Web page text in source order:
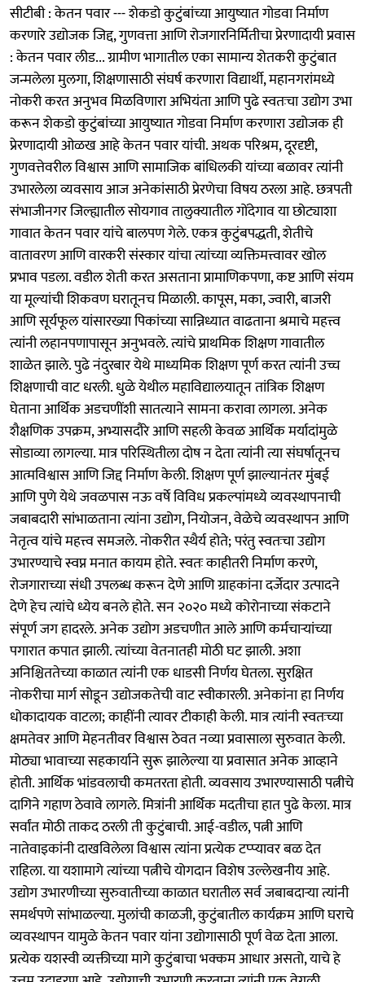
सीटीबी : केतन पवार --- शेकडो कुटुंबांच्या आयुष्यात गोडवा निर्माण
करणारे उद्योजक जिद्द, गुणवत्ता आणि रोजगारनिर्मितीचा प्रेरणादायी प्रवास
: केतन पवार लीड... ग्रामीण भागातील एका सामान्य शेतकरी कुटुंबात
जन्मलेला मुलगा, शिक्षणासाठी संघर्ष करणारा विद्यार्थी, महानगरांमध्ये
नोकरी करत अनुभव मिळविणारा अभियंता आणि पुढे स्वतःचा उद्योग उभा
करून शेकडो कुटुंबांच्या आयुष्यात गोडवा निर्माण करणारा उद्योजक ही
प्रेरणादायी ओळख आहे केतन पवार यांची. अथक परिश्रम, दूरदृष्टी,
गुणवत्तेवरील विश्वास आणि सामाजिक बांधिलकी यांच्या बळावर त्यांनी
उभारलेला व्यवसाय आज अनेकांसाठी प्रेरणेचा विषय ठरला आहे. छत्रपती
संभाजीनगर जिल्ह्यातील सोयगाव तालुक्यातील गोंदेगाव या छोट्याशा
गावात केतन पवार यांचे बालपण गेले. एकत्र कुटुंबपद्धती, शेतीचे
वातावरण आणि वारकरी संस्कार यांचा त्यांच्या व्यक्तिमत्त्वावर खोल
प्रभाव पडला. वडील शेती करत असताना प्रामाणिकपणा, कष्ट आणि संयम
या मूल्यांची शिकवण घरातूनच मिळाली. कापूस, मका, ज्वारी, बाजरी
आणि सूर्यफूल यांसारख्या पिकांच्या सान्निध्यात वाढताना श्रमाचे महत्त्व
त्यांनी लहानपणापासून अनुभवले. त्यांचे प्राथमिक शिक्षण गावातील
शाळेत झाले. पुढे नंदुरबार येथे माध्यमिक शिक्षण पूर्ण करत त्यांनी उच्च
शिक्षणाची वाट धरली. धुळे येथील महाविद्यालयातून तांत्रिक शिक्षण
घेताना आर्थिक अडचणींशी सातत्याने सामना करावा लागला. अनेक
शैक्षणिक उपक्रम, अभ्यासदौरे आणि सहली केवळ आर्थिक मर्यादांमुळे
सोडाव्या लागल्या. मात्र परिस्थितीला दोष न देता त्यांनी त्या संघर्षातूनच
आत्मविश्वास आणि जिद्द निर्माण केली. शिक्षण पूर्ण झाल्यानंतर मुंबई
आणि पुणे येथे जवळपास नऊ वर्षे विविध प्रकल्पांमध्ये व्यवस्थापनाची
जबाबदारी सांभाळताना त्यांना उद्योग, नियोजन, वेळेचे व्यवस्थापन आणि
नेतृत्व यांचे महत्त्व समजले. नोकरीत स्थैर्य होते; परंतु स्वतःचा उद्योग
उभारण्याचे स्वप्न मनात कायम होते. स्वतः काहीतरी निर्माण करणे,
रोजगाराच्या संधी उपलब्ध करून देणे आणि ग्राहकांना दर्जेदार उत्पादने
देणे हेच त्यांचे ध्येय बनले होते. सन २०२० मध्ये कोरोनाच्या संकटाने
संपूर्ण जग हादरले. अनेक उद्योग अडचणीत आले आणि कर्मचाऱ्यांच्या
पगारात कपात झाली. त्यांच्या वेतनातही मोठी घट झाली. अशा
अनिश्चिततेच्या काळात त्यांनी एक धाडसी निर्णय घेतला. सुरक्षित
नोकरीचा मार्ग सोडून उद्योजकतेची वाट स्वीकारली. अनेकांना हा निर्णय
धोकादायक वाटला; काहींनी त्यावर टीकाही केली. मात्र त्यांनी स्वतःच्या
क्षमतेवर आणि मेहनतीवर विश्वास ठेवत नव्या प्रवासाला सुरुवात केली.
मोठ्या भावाच्या सहकार्याने सुरू झालेल्या या प्रवासात अनेक आव्हाने
होती. आर्थिक भांडवलाची कमतरता होती. व्यवसाय उभारण्यासाठी पत्नीचे
दागिने गहाण ठेवावे लागले. मित्रांनी आर्थिक मदतीचा हात पुढे केला. मात्र
सर्वांत मोठी ताकद ठरली ती कुटुंबाची. आई-वडील, पत्नी आणि
नातेवाइकांनी दाखविलेला विश्वास त्यांना प्रत्येक टप्प्यावर बळ देत
राहिला. या यशामागे त्यांच्या पत्नीचे योगदान विशेष उल्लेखनीय आहे.
उद्योग उभारणीच्या सुरुवातीच्या काळात घरातील सर्व जबाबदाऱ्या त्यांनी
समर्थपणे सांभाळल्या. मुलांची काळजी, कुटुंबातील कार्यक्रम आणि घराचे
व्यवस्थापन यामुळे केतन पवार यांना उद्योगासाठी पूर्ण वेळ देता आला.
प्रत्येक यशस्वी व्यक्तीच्या मागे कुटुंबाचा भक्कम आधार असतो, याचे हे